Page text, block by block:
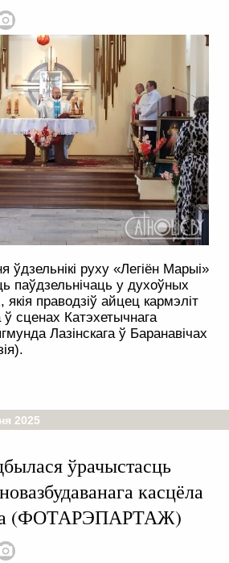
ўдзельнікі руху «Легіён Марыі»
паўдзельнічаць у духоўных
якія праводзіў айцец кармэліт
сценах Катэхетычнага
Лазінскага ў Баранавічах
2025
ўрачыстасць
касцёла
(ФОТАРЭПАРТАЖ)